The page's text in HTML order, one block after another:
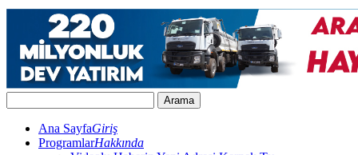
Ana SayfaGiriş
ProgramlarHakkında